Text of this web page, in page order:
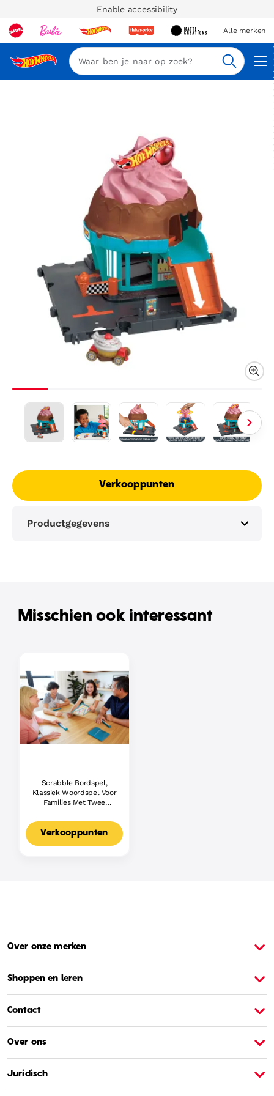
Enable accessibility
Alle merken
Zoeken
Verkooppunten
Productgegevens
Misschien ook interessant
Scrabble Bordspel,
Klassiek Woordspel Voor
Families Met Twee
Voor 2-4 Spelers,
Nederlandse Editie
Verkooppunten
Over onze merken
Shoppen en leren
Contact
Over ons
Juridisch